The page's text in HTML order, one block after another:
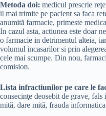
Metoda doi: medicul prescrie
il mai trimite pe pacient sa faca
anumită farmacie, primeste
In cazul asta, actiunea este doar
o farmacie in detrimentul alteia,
volumul incasarilor si prin
cele mai scumpe. Din nou,
comision.
Lista infractiunilor pe care le
consecinţe deosebit de grave,
mită, dare mită, frauda